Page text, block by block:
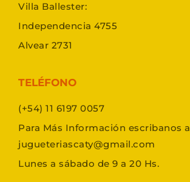
Villa Ballester:
Independencia 4755
Alvear 2731
TELÉFONO
(+54) 11 6197 0057
Para Más Información escribanos a
jugueteriascaty@gmail.com
Lunes a sábado de 9 a 20 Hs.